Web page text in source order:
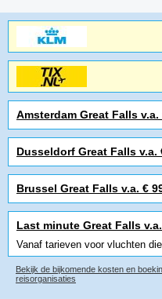
Amsterdam Great Falls v.a.
Dusseldorf Great Falls v.a.
Brussel Great Falls v.a. €
Last minute Great Falls
Vanaf tarieven voor vluchten
Bekijk de bijkomende kosten en
reisorganisaties